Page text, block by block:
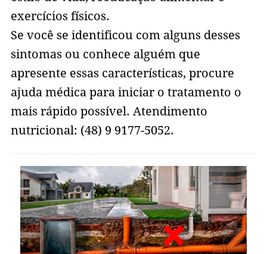
exercícios físicos.
Se você se identificou com alguns desses
sintomas ou conhece alguém que
apresente essas características, procure
ajuda médica para iniciar o tratamento o
mais rápido possível. Atendimento
nutricional: (48) 9 9177-5052.